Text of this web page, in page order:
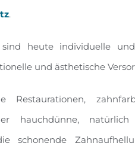
.
heute individuelle
und ästhetische
Restaurationen,
hauchdünne, natürlich
schonende